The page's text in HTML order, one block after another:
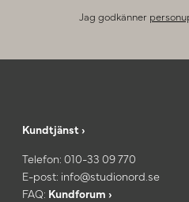
Jag godkänner
Kundtjänst ›
Telefon: 010-33 09 770
E-post: info@studionord.se
FAQ: Kundforum ›